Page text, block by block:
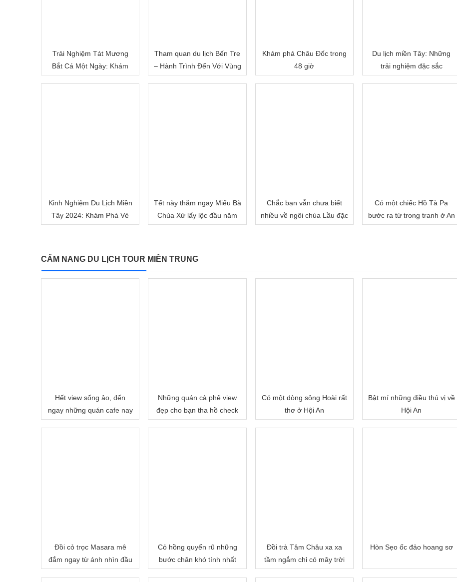
Trải Nghiệm Tát Mương
Bắt Cá Một Ngày: Khám
Tham quan du lịch Bến Tre
– Hành Trình Đến Với Vùng
Khám phá Châu Đốc trong
48 giờ
Du lịch miền Tây: Những
trải nghiệm đặc sắc
Kinh Nghiệm Du Lịch Miền
Tây 2024: Khám Phá Vẻ
Tết này thăm ngay Miếu Bà
Chùa Xứ lấy lộc đầu năm
Chắc bạn vẫn chưa biết
nhiều về ngôi chùa Lầu đặc
Có một chiếc Hồ Tà Pạ
bước ra từ trong tranh ở An
CẨM NANG DU LỊCH TOUR MIỀN TRUNG
Hết view sống ảo, đến
ngay những quán cafe nay
Những quán cà phê view
đẹp cho bạn tha hồ check
Có một dòng sông Hoài rất
thơ ở Hội An
Bật mí những điều thú vị về
Hội An
Đồi cỏ trọc Masara mê
đắm ngay từ ánh nhìn đầu
Cỏ hồng quyến rũ những
bước chân khó tính nhất
Đồi trà Tâm Châu xa xa
tầm ngắm chỉ có mây trời
Hòn Sẹo ốc đảo hoang sơ